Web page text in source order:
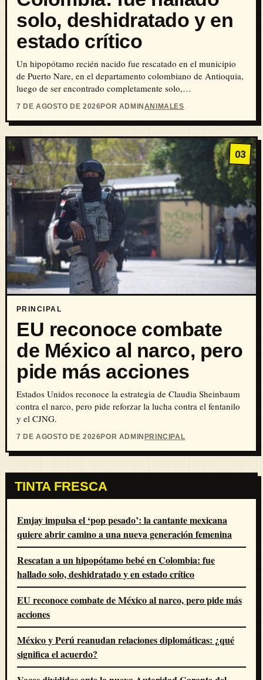
solo, deshidratado y en
estado crítico
Un hipopótamo recién nacido fue rescatado en el municipio
de Puerto Nare, en el departamento colombiano de Antioquia,
luego de ser encontrado completamente solo,…
7 DE AGOSTO DE 2026POR ADMINANIMALES
03
PRINCIPAL
EU reconoce combate
de México al narco, pero
pide más acciones
Estados Unidos reconoce la estrategia de Claudia Sheinbaum
contra el narco, pero pide reforzar la lucha contra el fentanilo
y el CJNG.
7 DE AGOSTO DE 2026POR ADMINPRINCIPAL
TINTA FRESCA
Emjay impulsa el ‘pop pesado’: la cantante mexicana
quiere abrir camino a una nueva generación femenina
Rescatan a un hipopótamo bebé en Colombia: fue
hallado solo, deshidratado y en estado crítico
EU reconoce combate de México al narco, pero pide más
acciones
México y Perú reanudan relaciones diplomáticas: ¿qué
significa el acuerdo?